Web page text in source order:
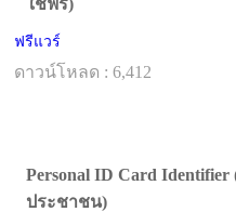
ใช้ฟรี)
ฟรีแวร์
ดาวน์โหลด : 6,412
Personal ID Card
ประชาชน)